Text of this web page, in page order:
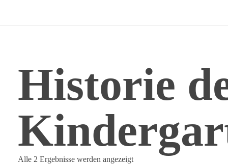
Historie
Alle 2 Ergebnisse werden angezeigt